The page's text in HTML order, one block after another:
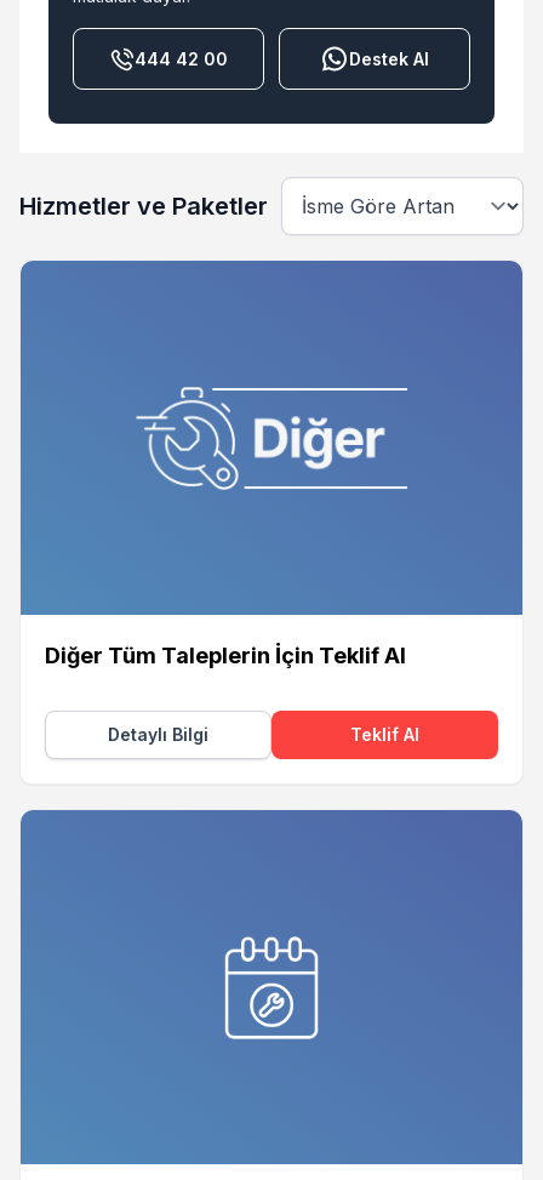
444 42 00 Destek Al
Hizmetler ve Paketler
Diğer Tüm Taleplerin İçin Teklif Al
Detaylı Bilgi Teklif Al